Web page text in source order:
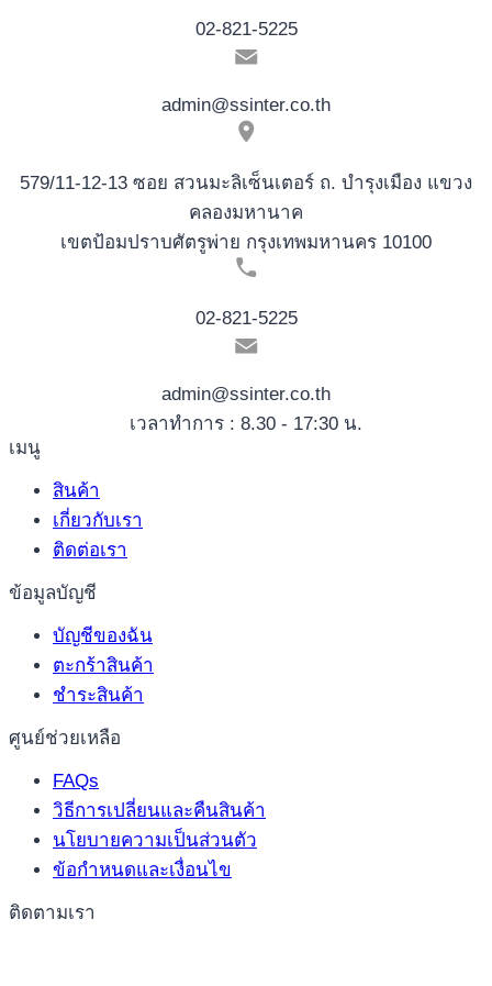
02-821-5225
admin@ssinter.co.th
579/11-12-13 ซอย สวนมะลิเซ็นเตอร์ ถ. บำรุงเมือง แขวง
คลองมหานาค
เขตป้อมปราบศัตรูพ่าย กรุงเทพมหานคร 10100
02-821-5225
admin@ssinter.co.th
เวลาทำการ : 8.30 - 17:30 น.
เมนู
สินค้า
เกี่ยวกับเรา
ติดต่อเรา
ข้อมูลบัญชี
บัญชีของฉัน
ตะกร้าสินค้า
ชำระสินค้า
ศูนย์ช่วยเหลือ
FAQs
วิธีการเปลี่ยนและคืนสินค้า
นโยบายความเป็นส่วนตัว
ข้อกำหนดและเงื่อนไข
ติดตามเรา